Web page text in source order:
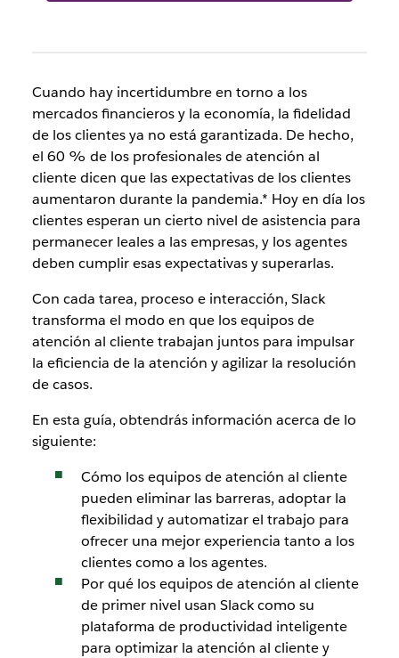
Cuando hay incertidumbre en torno a los
mercados financieros y la economía, la fidelidad
de los clientes ya no está garantizada. De hecho,
el 60 % de los profesionales de atención al
cliente dicen que las expectativas de los clientes
aumentaron durante la pandemia.* Hoy en día los
clientes esperan un cierto nivel de asistencia para
permanecer leales a las empresas, y los agentes
deben cumplir esas expectativas y superarlas.
Con cada tarea, proceso e interacción, Slack
transforma el modo en que los equipos de
atención al cliente trabajan juntos para impulsar
la eficiencia de la atención y agilizar la resolución
de casos.
En esta guía, obtendrás información acerca de lo
siguiente:
Cómo los equipos de atención al cliente
pueden eliminar las barreras, adoptar la
flexibilidad y automatizar el trabajo para
ofrecer una mejor experiencia tanto a los
clientes como a los agentes.
Por qué los equipos de atención al cliente
de primer nivel usan Slack como su
plataforma de productividad inteligente
para optimizar la atención al cliente y